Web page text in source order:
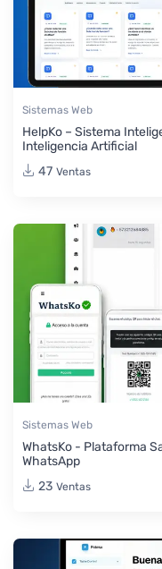
Sistemas Web
HelpKo – Sistema
Inteligencia Artificial
47 Ventas
Sistemas Web
WhatsKo - Plataforma
WhatsApp
23 Ventas